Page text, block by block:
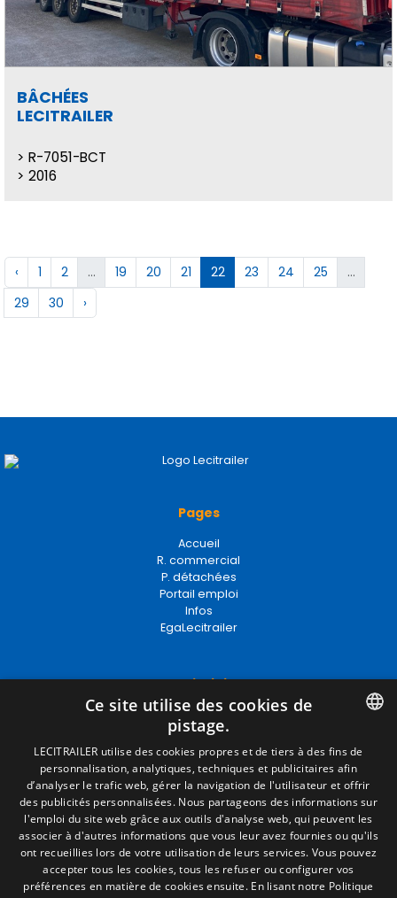
BÂCHÉES
LECITRAILER
R-7051-BCT
2016
‹ 1 2 ... 19 20 21 22 23 24 25
...
29
30 ›
Pages
Accueil
R. commercial
P. détachées
Portail emploi
Infos
EgaLecitrailer
Termes juridiques
Mentions Légales
Politique de Confidentialité
Politique de Cookies
Conditions générales de vente
Gérer les cookies
Contact
Camino de los Huertos, S/N. Apdo 100
50620 - Casetas (Zaragoza) SPAIN
SPANISH
ENGLISH
FRENCH
ITALIAN
PORTUGUESE
Ce site utilise des cookies de
pistage.
LECITRAILER utilise des cookies propres et de tiers à des fins de
personnalisation, analytiques, techniques et publicitaires afin
d’analyser le trafic web, gérer la navigation de l'utilisateur et offrir
des publicités personnalisées. Nous partageons des informations sur
l'emploi du site web grâce aux outils d'analyse web, qui peuvent les
associer à d'autres informations que vous leur avez fournies ou qu'ils
ont recueillies lors de votre utilisation de leurs services. Vous pouvez
accepter tous les cookies, tous les refuser ou configurer vos
préférences en matière de cookies ensuite. En lisant notre Politique